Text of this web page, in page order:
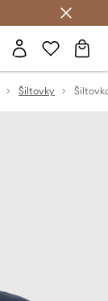
Šiltovky